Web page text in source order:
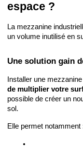
espace ?
La mezzanine
un volume inutilisé en
Une solution gain
Installer une
de multiplier votre
possible de créer un
sol.
Elle permet notamment